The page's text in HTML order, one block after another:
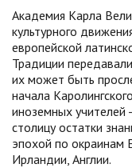
Академия Карла
культурного
европейской
Традиции
их может быть
начала
иноземных учителей
столицу остатки
эпохой по окраинам
Ирландии, Англии.